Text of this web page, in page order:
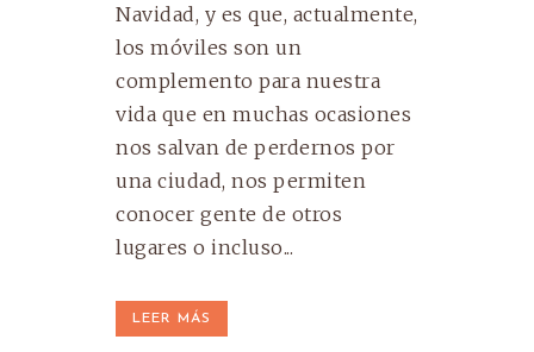
Navidad, y es que, actualmente,
los móviles son un
complemento para nuestra
vida que en muchas ocasiones
nos salvan de perdernos por
una ciudad, nos permiten
conocer gente de otros
lugares o incluso...
LEER MÁS